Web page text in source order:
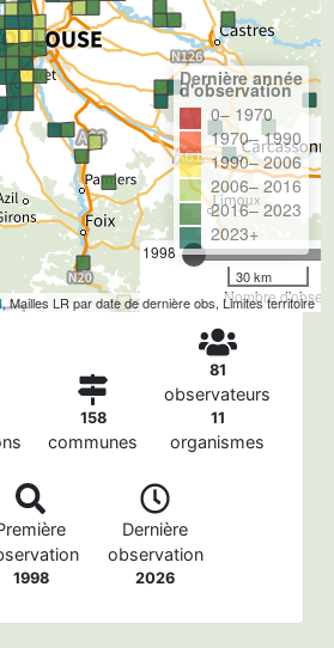
1998
Nombre
Dernière année
d'observation
0– 1970
1970– 1990
1990– 2006
2006– 2016
2016– 2023
2023+
30 km
, Mailles LR par date de dernière obs, Limites territoire
158
communes
81
observateurs
11
organismes
1998
Dernière
observation
2026